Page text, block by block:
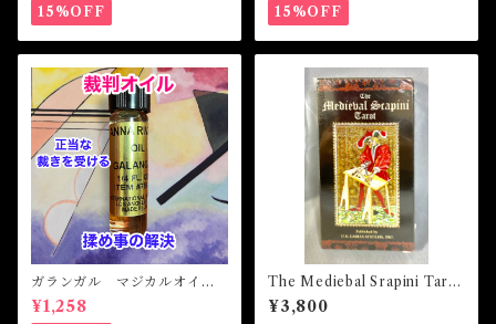
15%OFF 15%OFF
ガランガル マジカルオイ
ル・魔女オイル GALANGAL
Magical Oil
¥1,258
The Mediebal Srapini Tarot
ザ・メディーバルスラピニタ
ロット
¥3,800